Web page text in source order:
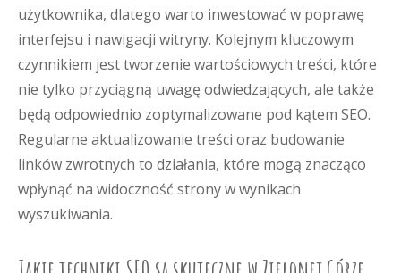
użytkownika, dlatego warto inwestować w poprawę
interfejsu i nawigacji witryny. Kolejnym kluczowym
czynnikiem jest tworzenie wartościowych treści, które
nie tylko przyciągną uwagę odwiedzających, ale także
będą odpowiednio zoptymalizowane pod kątem SEO.
Regularne aktualizowanie treści oraz budowanie
linków zwrotnych to działania, które mogą znacząco
wpłynąć na widoczność strony w wynikach
wyszukiwania.